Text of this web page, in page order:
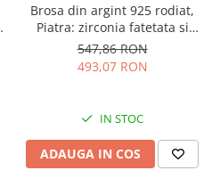
Brosa din argint 925 rodiat,
Piatra: zirconia fatetata si
cubic zirconia, Culoare:
transparent, negru, Sonis
Silver
547,86 RON
493,07 RON
IN STOC
ADAUGA IN COS